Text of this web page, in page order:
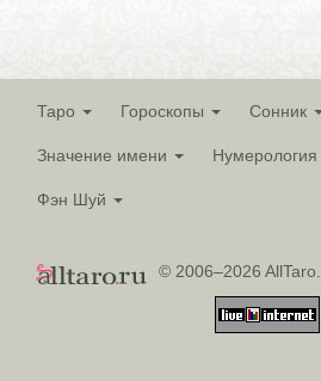
Таро Гороскопы Сонник
Значение имени Нумерология
Фэн Шуй
© 2006–2026